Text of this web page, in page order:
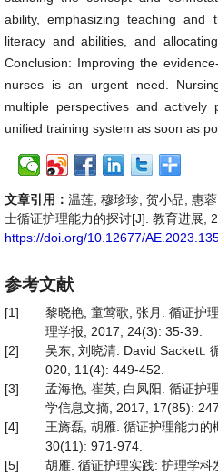
ability, emphasizing teaching and
literacy and abilities, and
Conclusion: Improving the
nurses is an urgent need.
multiple perspectives and
unified training system as soon as
文章引用： 温莲, 穆珍珍, 贺小品, 惠
士循证护理能力的探讨[J]. 教育进展,
https://doi.org/10.12677/
参考文献
[1]
黎晓艳, 童莺歌, 张月. 循证护
理学报, 2017, 24(3): 35-39.
[2]
吴东, 刘晓清. David Sackett:
020, 11(4): 449-452.
[3]
孟海艳, 崔英, 白凤阳. 循证护
学信息文摘, 2017, 17(85):
[4]
王旖磊, 胡雁. 循证护理能力的
30(11): 971-974.
[5]
胡雁. 循证护理实践: 护理学科